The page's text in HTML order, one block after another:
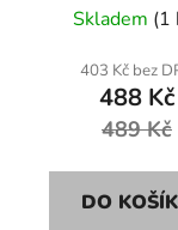
Skladem (1
403 Kč bez
488 Kč
489 Kč
DO